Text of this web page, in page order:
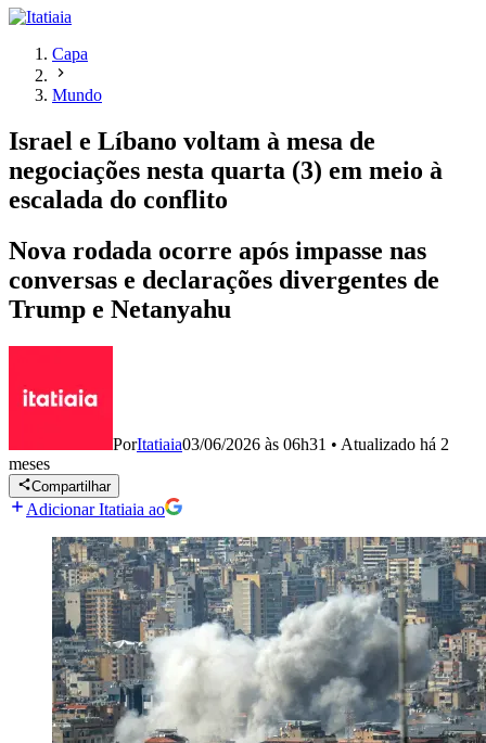
Capa
Mundo
Israel e Líbano voltam à mesa de
negociações nesta quarta (3) em meio à
escalada do conflito
Nova rodada ocorre após impasse nas
conversas e declarações divergentes de
Trump e Netanyahu
PorItatiaia03/06/2026 às 06h31 • Atualizado há 2
meses
Compartilhar
Adicionar Itatiaia ao